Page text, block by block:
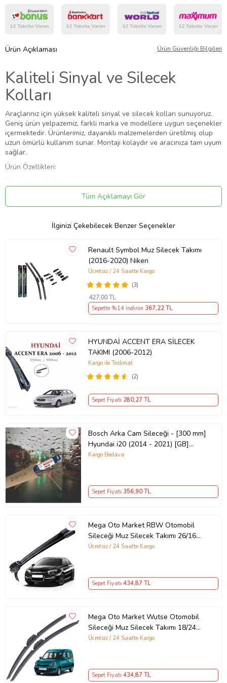
Ürün Açıklaması Ürün Güvenliği Bilgileri
Kaliteli Sinyal ve Silecek
Kolları
Araçlarınız için yüksek kaliteli sinyal ve silecek kolları sunuyoruz.
Geniş ürün yelpazemiz, farklı marka ve modellere uygun seçenekler
içermektedir. Ürünlerimiz, dayanıklı malzemelerden üretilmiş olup
uzun ömürlü kullanım sunar. Montajı kolaydır ve aracınıza tam uyum
sağlar.
Ürün Özellikleri:
Farklı marka ve modellere uyumlu
İhtiyacınıza uygun sinyal ve silecek kolunu hemen sipariş vererek
Ürün Kodu: kcm86959956
Tüm Açıklamayı Gör
İlginizi Çekebilecek Benzer Seçenekler
Renault Symbol Muz Silecek Takımı
(2016-2020) Niken
(3)
Ücretsiz / 24 Saatte Kargo
427,00 TL
Sepette %14 İndirim 367,22 TL
HYUNDAİ ACCENT ERA SİLECEK
TAKIMI (2006-2012)
(2)
Kargo ile Teslimat
Sepet Fiyatı 280,27 TL
Bosch Arka Cam Sileceği - [300 mm]
Hyundai i20 (2014 - 2021) [GB]
H301
Kargo Bedava
Sepet Fiyatı 356,90 TL
Mega Oto Market RBW Otomobil
Sileceği Muz Silecek Takımı 26/16
inch 65/40 cm Renault Laguna ile
Ücretsiz / 24 Saatte Kargo
Sepet Fiyatı 434,87 TL
Mega Oto Market Wutse Otomobil
Sileceği Muz Silecek Takımı 18/24
inch Renault Kangoo 2 ile uyumlu
Ücretsiz / 24 Saatte Kargo
Sepet Fiyatı 434,87 TL